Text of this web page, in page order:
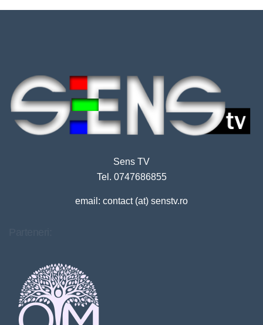
Sens TV
Tel. 0747686855
email: contact (at) senstv.ro